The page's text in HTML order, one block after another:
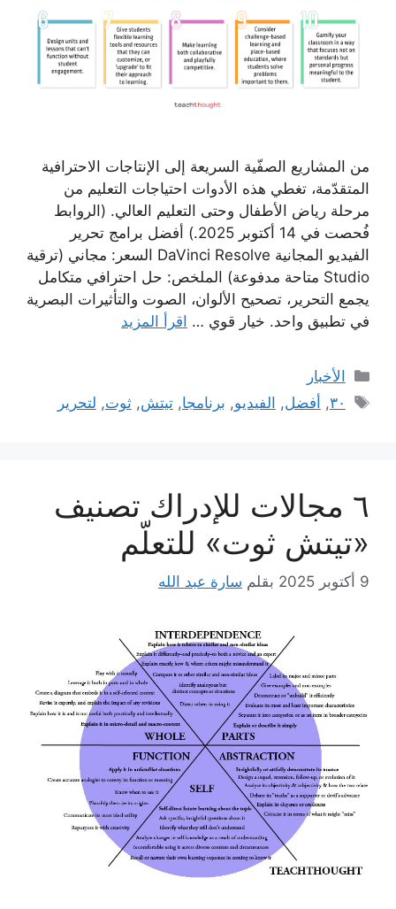
من المشاريع الصفّية السريعة إلى الإنتاجات الاحترافية
المتقدّمة، تغطي هذه الأدوات احتياجات التعليم من
مرحلة رياض الأطفال وحتى التعليم العالي. (الروابط
فُحصت في 14 أكتوبر 2025.) أفضل برامج تحرير
الفيديو المجانية DaVinci Resolve السعر: مجاني (ترقية
Studio متاحة مدفوعة) الملخص: حل احترافي متكامل
يجمع التحرير، تصحيح الألوان، الصوت والتأثيرات البصرية
في تطبيق واحد. خيار قوي … اقرأ المزيد
التصنيفات
الأخبار
الوسوم
٣٠, أفضل, الفيديو, برنامجا,تيتش,ثوت, لتحرير
٦ مجالات للإدراك تصنيف
«تيتش ثوت» للتعلّم
9 أكتوبر 2025 بقلم سارة عبد الله